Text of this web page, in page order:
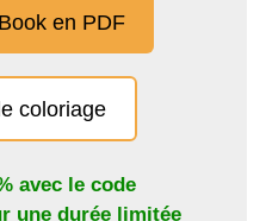
en PDF
coloriage
avec le code
une durée limitée